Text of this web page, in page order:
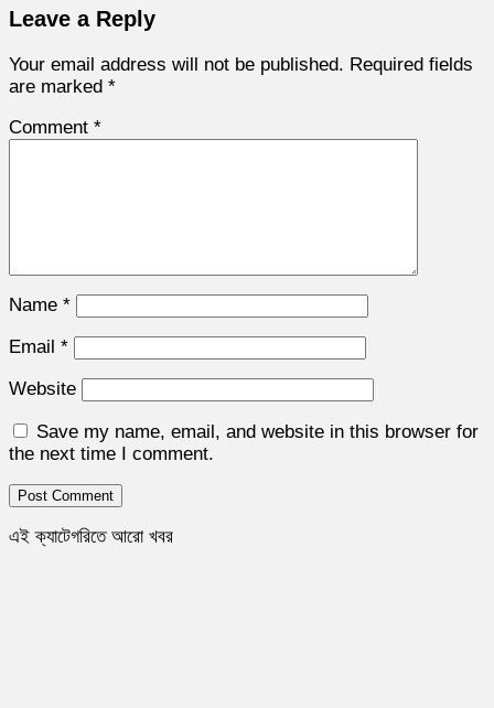
Leave a Reply
Your email address will not be published. Required fields
are marked *
Comment *
Name *
Email *
Website
Save my name, email, and website in this browser for
the next time I comment.
এই ক্যাটেগরিতে আরো খবর